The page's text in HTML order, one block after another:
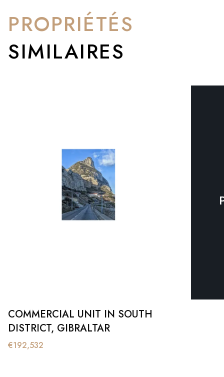
PROPRIÉTÉS
SIMILAIRES
COMMERCIAL UNIT IN SOUTH
DISTRICT, GIBRALTAR
€192,532